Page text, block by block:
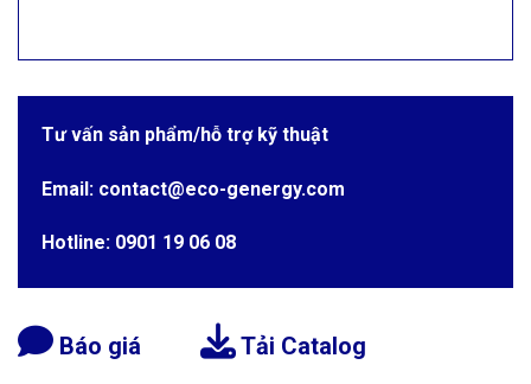
Tư vấn sản phẩm/hỗ trợ kỹ thuật
Email: contact@eco-genergy.com
Hotline: 0901 19 06 08
Báo giá Tải Catalog